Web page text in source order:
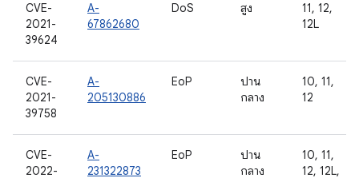
CVE-
2021-
39624
A-
67862680
DoS สูง
11, 12,
12L
CVE-
2021-
39758
A-
205130886
EoP
ปาน
กลาง
10, 11,
12
CVE-
2022-
A-
231322873
EoP
ปาน
กลาง
10, 11,
12, 12L,